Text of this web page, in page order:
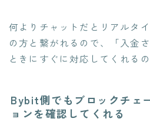
何よりチャットだとリアルタ
の方と繋がれるので、「入金
ときにすぐに対応してくれる
Bybit側でもブロックチェ
ョンを確認してくれる